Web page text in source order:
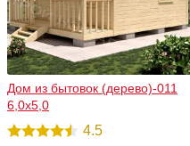
Дом из бытовок (дерево)-011
6,0х5,0
4.5